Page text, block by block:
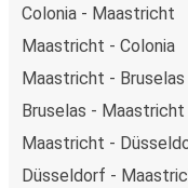
Colonia - Maastricht
Maastricht - Colonia
Maastricht - Bruselas
Bruselas - Maastricht
Maastricht -
Düsseldorf -